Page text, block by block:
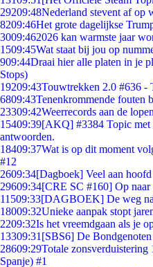
29209:48Nederland stevent af op
8209:46Het grote dagelijkse
3009:462026 kan warmste jaar
1509:45Wat staat bij jou op
909:44Draai hier alle platen in je
Stops)
19209:43Touwtrekken 2.0 #636 -
6809:43Tenenkrommende fouten
23309:42Weerrecords aan de
15409:39[AKQ] #3384 Topic met
antwoorden.
18409:37Wat is op dit moment
#12
2609:34[Dagboek] Veel aan
29609:34[CRE SC #160] Op naar
11509:33[DAGBOEK] De weg
18009:32Unieke aanpak stopt
2209:32Is het vreemdgaan als je
13309:31 [SBS6] De
28609:29Totale zonsverduistering
Spanje) #1